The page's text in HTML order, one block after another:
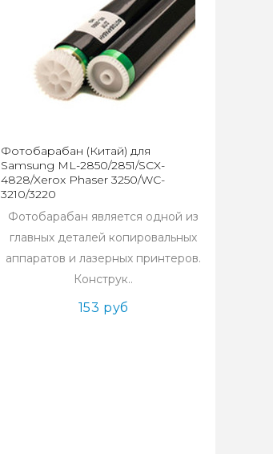
Фотобарабан (Китай) для
Samsung ML-2850/2851/SCX-
4828/Xerox Phaser 3250/WC-
3210/3220
Фотобарабан является одной из
главных деталей копировальных
аппаратов и лазерных принтеров.
Конструк..
153 руб